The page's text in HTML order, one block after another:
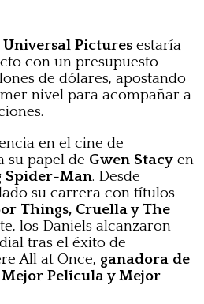
Universal Pictures estaría
con un presupuesto
de dólares, apostando
nivel para acompañar a
en el cine de
su papel de Gwen Stacy en
Spider-Man. Desde
su carrera con títulos
Things, Cruella y The
los Daniels alcanzaron
tras el éxito de
All at Once, ganadora de
Película y Mejor